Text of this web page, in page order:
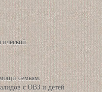
семьям,
с ОВЗ и детей